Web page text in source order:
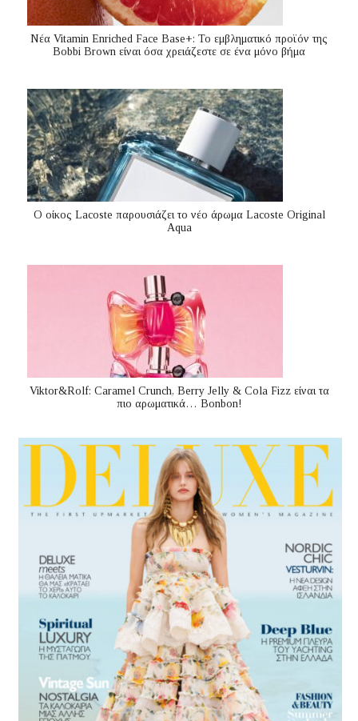
Nέα Vitamin Enriched Face Base+: Το εμβληματικό προϊόν της
Bobbi Brown είναι όσα χρειάζεστε σε ένα μόνο βήμα
Ο οίκος Lacoste παρουσιάζει το νέο άρωμα Lacoste Original
Aqua
Viktor&Rolf: Caramel Crunch, Berry Jelly & Cola Fizz είναι τα
πιο αρωματικά… Bonbon!